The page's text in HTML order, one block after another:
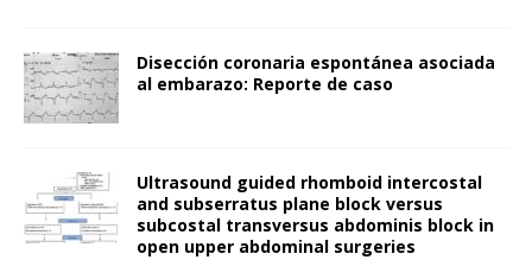
Disección coronaria espontánea asociada
al embarazo: Reporte de caso
Ultrasound guided rhomboid intercostal
and subserratus plane block versus
subcostal transversus abdominis block in
open upper abdominal surgeries